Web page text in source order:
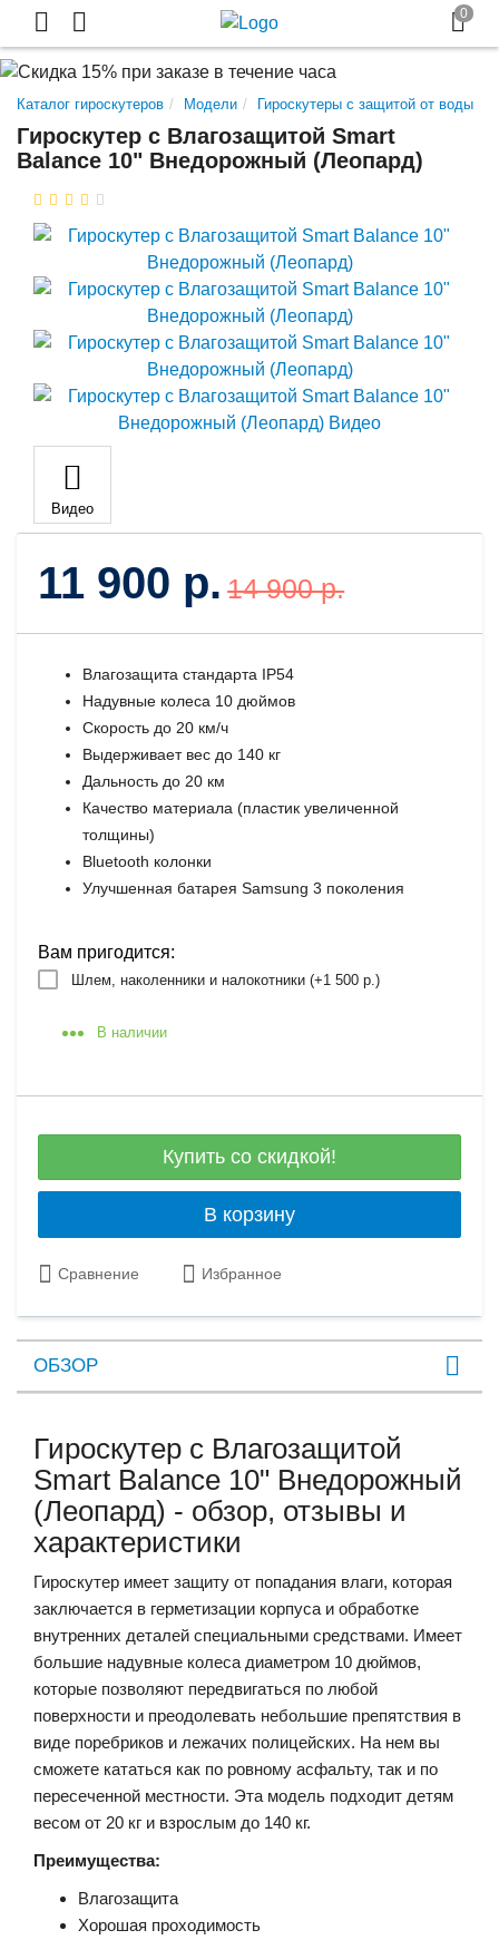
Каталог гироскутеров Модели Гироскутеры с защитой от воды
Гироскутер с Влагозащитой Smart
Balance 10" Внедорожный (Леопард)
Видео
11 900 р. 14 900 р.
Влагозащита стандарта IP54
Надувные колеса 10 дюймов
Скорость до 20 км/ч
Выдерживает вес до 140 кг
Дальность до 20 км
Качество материала (пластик увеличенной
толщины)
Bluetooth колонки
Улучшенная батарея Samsung 3 поколения
Вам пригодится:
Шлем, наколенники и налокотники (+1 500 р.)
В наличии
Купить со скидкой!
В корзину
Сравнение Избранное
ОБЗОР
Гироскутер с Влагозащитой
Smart Balance 10" Внедорожный
(Леопард) - обзор, отзывы и
характеристики
Гироскутер имеет защиту от попадания влаги, которая
заключается в герметизации корпуса и обработке
внутренних деталей специальными средствами. Имеет
большие надувные колеса диаметром 10 дюймов,
которые позволяют передвигаться по любой
поверхности и преодолевать небольшие препятствия в
виде поребриков и лежачих полицейских. На нем вы
сможете кататься как по ровному асфальту, так и по
пересеченной местности. Эта модель подходит детям
весом от 20 кг и взрослым до 140 кг.
Преимущества:
Влагозащита
Хорошая проходимость